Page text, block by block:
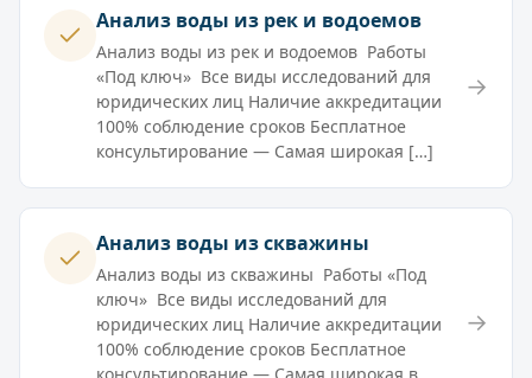
Анализ воды из рек и водоемов
Анализ воды из рек и водоемов Работы
«Под ключ» Все виды исследований для
юридических лиц Наличие аккредитации
100% соблюдение сроков Бесплатное
консультирование — Самая широкая […]
→
Анализ воды из скважины
Анализ воды из скважины Работы «Под
ключ» Все виды исследований для
юридических лиц Наличие аккредитации
100% соблюдение сроков Бесплатное
→